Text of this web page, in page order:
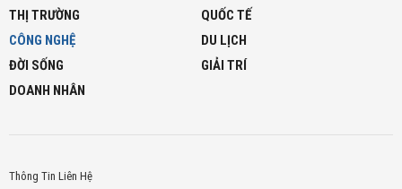
THỊ TRƯỜNG
QUỐC TẾ
CÔNG NGHỆ
DU LỊCH
ĐỜI SỐNG
GIẢI TRÍ
DOANH NHÂN
Thông Tin Liên Hệ